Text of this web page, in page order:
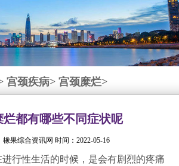
宫颈疾病>宫颈糜烂>
烂都有哪些不同症状呢
橡果综合资讯网 时间：2022-05-16
行性生活的时候，是会有剧烈的疼痛